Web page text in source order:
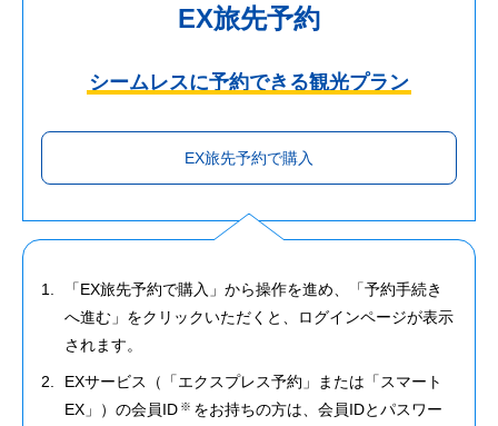
EX旅先予約
シームレスに予約できる観光プラン
EX旅先予約で購入
「EX旅先予約で購入」から操作を進め、「予約手続き
へ進む」をクリックいただくと、ログインページが表示
されます。
EXサービス（「エクスプレス予約」または「スマート
EX」）の会員ID ※ をお持ちの方は、会員IDとパスワー